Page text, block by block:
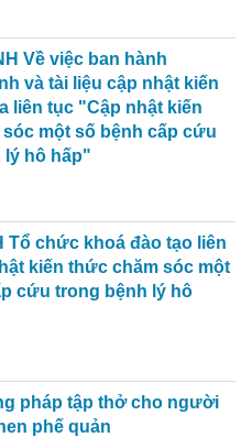
Về việc ban hành
và tài liệu cập nhật kiến
liên tục "Cập nhật kiến
một số bệnh cấp cứu
lý hô hấp"
Tổ chức khoá đào tạo liên
kiến thức chăm sóc một
cứu trong bệnh lý hô
pháp tập thở cho người
phế quản